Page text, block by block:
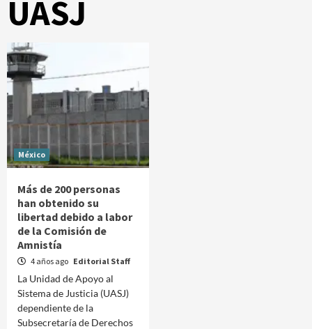
UASJ
México
Más de 200 personas
han obtenido su
libertad debido a labor
de la Comisión de
Amnistía
4 años ago Editorial Staff
La Unidad de Apoyo al
Sistema de Justicia (UASJ)
dependiente de la
Subsecretaría de Derechos